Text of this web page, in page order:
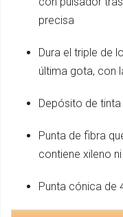
precisa
Dura el triple de
última gota, con
Depósito de
Punta de fibra
contiene xileno
Punta cónica de